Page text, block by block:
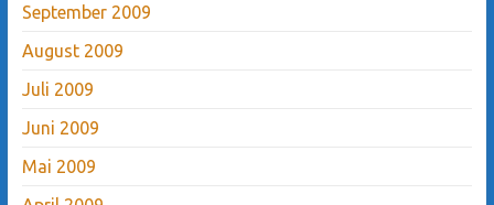
September 2009
August 2009
Juli 2009
Juni 2009
Mai 2009